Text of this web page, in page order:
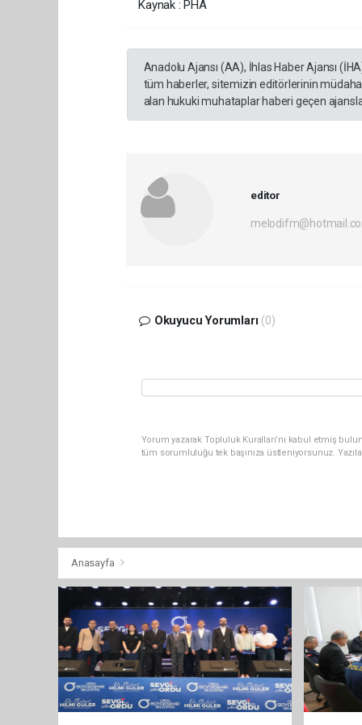
Kaynak : PHA
Anadolu Ajansı (AA), İhlas Haber Ajansı
tüm haberler, sitemizin editörlerinin
alan hukuki muhataplar haberi geçen
editor
Okuyucu Yorumları (0)
Yorum yazarak Topluluk Kuralları’nı kabul etmiş
tüm sorumluluğu tek başınıza üstleniyorsunuz.
Anasayfa